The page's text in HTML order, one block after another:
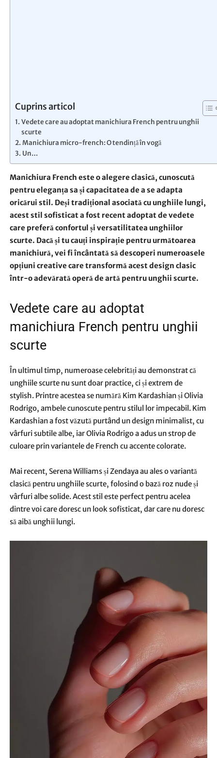
Cuprins articol
Vedete care au adoptat manichiura French pentru unghii
scurte
Manichiura micro-french: O tendință în vogă
Un…
Manichiura French este o alegere clasică, cunoscută
pentru eleganța sa și capacitatea de a se adapta
oricărui stil. Deși tradițional asociată cu unghiile lungi,
acest stil sofisticat a fost recent adoptat de vedete
care preferă confortul și versatilitatea unghiilor
scurte. Dacă și tu cauți inspirație pentru următoarea
manichiură, vei fi încântată să descoperi numeroasele
opțiuni creative care transformă acest design clasic
într-o adevărată operă de artă pentru unghii scurte.
Vedete care au adoptat
manichiura French pentru unghii
scurte
În ultimul timp, numeroase celebrități au demonstrat că
unghiile scurte nu sunt doar practice, ci și extrem de
stylish. Printre acestea se numără Kim Kardashian și Olivia
Rodrigo, ambele cunoscute pentru stilul lor impecabil. Kim
Kardashian a fost văzută purtând un design minimalist, cu
vârfuri subtile albe, iar Olivia Rodrigo a adus un strop de
culoare prin variantele de French cu accente colorate.
Mai recent, Serena Williams și Zendaya au ales o variantă
clasică pentru unghiile scurte, folosind o bază roz nude și
vârfuri albe solide. Acest stil este perfect pentru acelea
dintre voi care doresc un look sofisticat, dar care nu doresc
să aibă unghii lungi.